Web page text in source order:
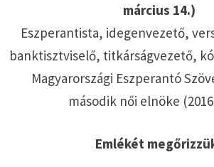
március 14.)
Eszperantista, idegenvezető,
banktisztviselő, titkárságvezető,
Magyarországi Eszperantó
második női elnöke
Emlékét